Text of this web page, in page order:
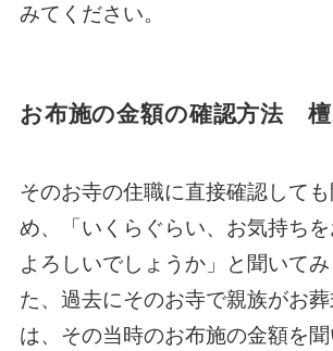
みてください。
お布施の金額の確認方法
そのお寺の住職に直接確認して
め、「いくらぐらい、お気持ち
よろしいでしょうか」と聞いて
た、過去にそのお寺で親族がお
は、その当時のお布施の金額を